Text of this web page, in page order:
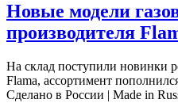
Новые модели
производителя
На склад поступили новинки
Flama, ассортимент
Сделано в России | Made in